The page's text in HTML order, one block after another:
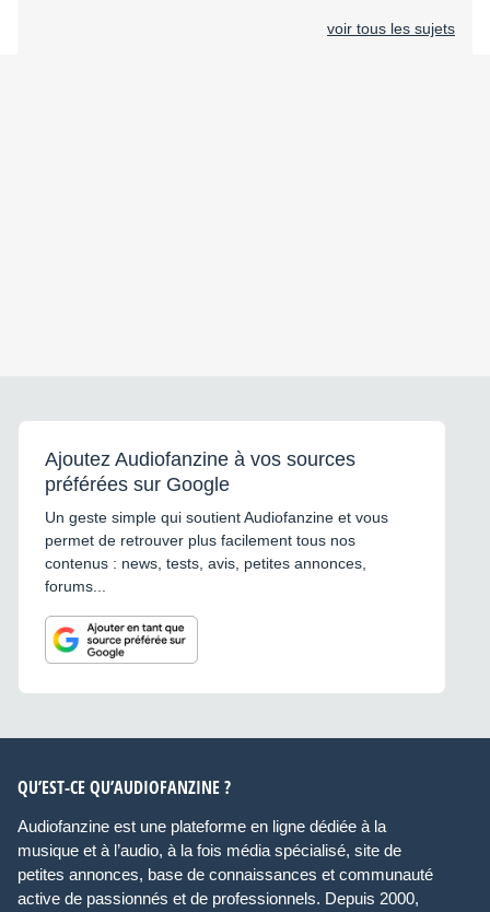
voir tous les sujets
Ajoutez Audiofanzine à vos sources
préférées sur Google
Un geste simple qui soutient Audiofanzine et vous
permet de retrouver plus facilement tous nos
contenus : news, tests, avis, petites annonces,
forums...
QU’EST-CE QU’AUDIOFANZINE ?
Audiofanzine est une plateforme en ligne dédiée à la
musique et à l’audio, à la fois média spécialisé, site de
petites annonces, base de connaissances et communauté
active de passionnés et de professionnels. Depuis 2000,